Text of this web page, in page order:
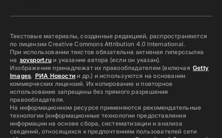
Текстовые материалы, созданные редакцией, распространяются
по лицензии Creative Commons Attribution 4.0 International.
При использовании текстов обязательна активная гиперссылка
на sovsport.ruи указание автора (если он указан).
Изображения принадлежат их правообладателям (включая Getty
Images, РИА Новостии др.) и используются на основании
коммерческих лицензий. Их копирование и повторное
использование запрещены без прямого разрешения
правообладателя.
На информационном ресурсе применяются рекомендательные
технологии (информационные технологии предоставления
информации на основе сбора, систематизации и анализа
сведений, относящихся к предпочтениям пользователей сети